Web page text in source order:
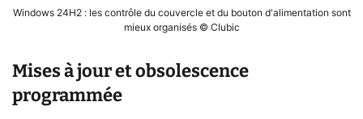
Windows 24H2 : les contrôle du couvercle et du bouton d'alimentation sont
mieux organisés © Clubic
Mises à jour et obsolescence
programmée